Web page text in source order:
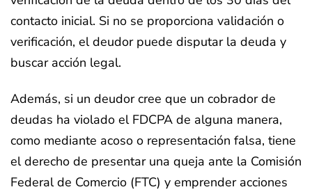
contacto inicial. Si no se proporciona validación o
verificación, el deudor puede disputar la deuda y
buscar acción legal.
Además, si un deudor cree que un cobrador de
deudas ha violado el FDCPA de alguna manera,
como mediante acoso o representación falsa, tiene
el derecho de presentar una queja ante la Comisión
Federal de Comercio (FTC) y emprender acciones